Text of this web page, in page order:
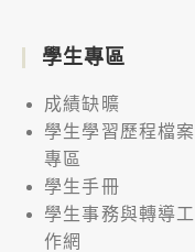
學生專區
成績缺曠
學生學習歷程檔案
專區
學生手冊
學生事務與轉導工
作網